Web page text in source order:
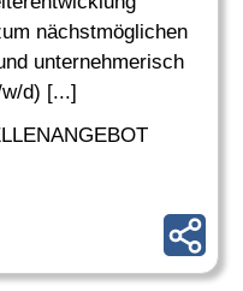
nächstmöglichen
unternehmerisch
d) [...]